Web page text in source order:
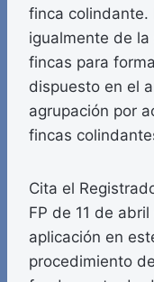
finca colindante.
igualmente de
fincas para
dispuesto en el
agrupación por
fincas
Cita el
FP de 11 de
aplicación en
procedimiento